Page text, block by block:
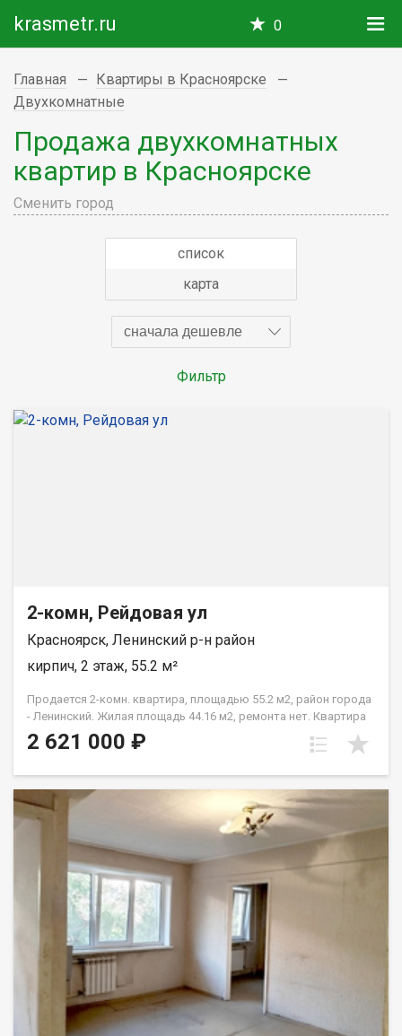
krasmetr.ru 0
Главная
Квартиры в Красноярске
Двухкомнатные
Продажа двухкомнатных
квартир в Красноярске
Сменить город
список
карта
сначала дешевле
Фильтр
2-комн, Рейдовая ул
Красноярск, Ленинский р-н район
кирпич, 2 этаж, 55.2 м²
Продается 2-комн. квартира, площадью 55.2 м2, район города
- Ленинский. Жилая площадь 44.16 м2, ремонта нет. Квартира
располагается на 2 этаже 3-этажного кирпичного дома 1984
года постройки. Отдел продаж
2 621 000 ₽